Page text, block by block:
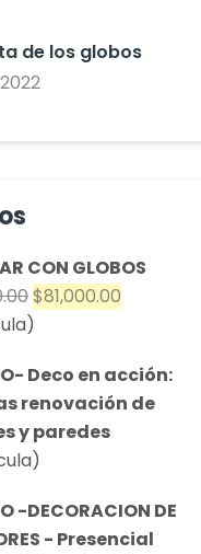
de los globos
CON GLOBOS
El
precio
era:
$90,000.00.
$81,000.00
es:
$81,000.00.
Deco en acción:
renovación de
y paredes
-DECORACION DE
- Presencial